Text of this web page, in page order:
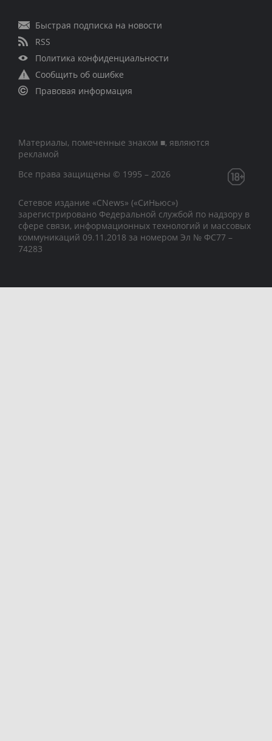
Быстрая подписка на новости
RSS
Политика конфиденциальности
Сообщить об ошибке
Правовая информация
Материалы, помеченные знаком ■, являются
рекламой
Все права защищены © 1995 – 2026
Сетевое издание «CNews» («СиНьюс»)
зарегистрировано Федеральной службой по надзору в
сфере связи, информационных технологий и массовых
коммуникаций 09.11.2018 за номером Эл № ФС77 –
74283